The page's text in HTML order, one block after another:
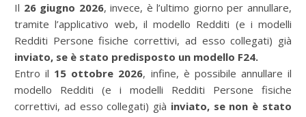
Il 26 giugno 2026, invece, è l’ultimo giorno per annullare,
tramite l’applicativo web, il modello Redditi (e i modelli
Redditi Persone fisiche correttivi, ad esso collegati) già
inviato, se è stato predisposto un modello F24.
Entro il 15 ottobre 2026, infine, è possibile annullare il
modello Redditi (e i modelli Redditi Persone fisiche
correttivi, ad esso collegati) già inviato, se non è stato